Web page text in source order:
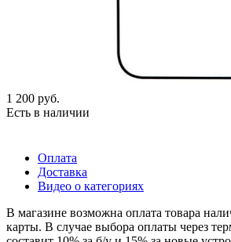
1 200 руб.
Есть в наличии
Оплата
Доставка
Видео о категориях
В магазине возможна оплата товара
карты. В случае выбора оплаты через